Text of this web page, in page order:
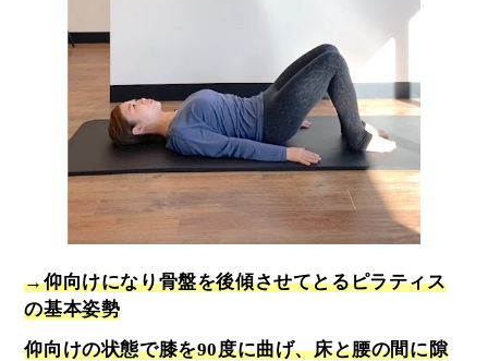
→仰向けになり骨盤を後傾させてとるピラティス
の基本姿勢
仰向けの状態で膝を90度に曲げ、床と腰の間に隙